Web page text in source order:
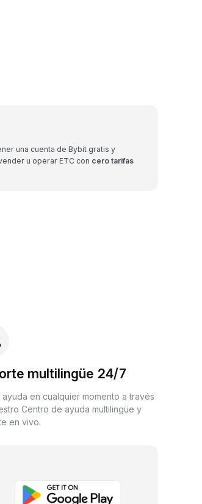
una cuenta de Bybit gratis y
u operar ETC con cero tarifas
multilingüe 24/7
ayuda en cualquier momento a través
Centro de ayuda multilingüe y
en vivo.